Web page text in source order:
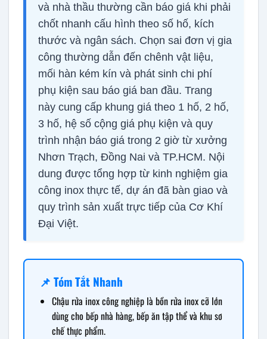
và nhà thầu thường cần báo giá khi phải
chốt nhanh cấu hình theo số hố, kích
thước và ngân sách. Chọn sai đơn vị gia
công thường dẫn đến chênh vật liệu,
mối hàn kém kín và phát sinh chi phí
phụ kiện sau báo giá ban đầu. Trang
này cung cấp khung giá theo 1 hố, 2 hố,
3 hố, hệ số cộng giá phụ kiện và quy
trình nhận báo giá trong 2 giờ từ xưởng
Nhơn Trạch, Đồng Nai và TP.HCM. Nội
dung được tổng hợp từ kinh nghiệm gia
công inox thực tế, dự án đã bàn giao và
quy trình sản xuất trực tiếp của Cơ Khí
Đại Việt.
📌 Tóm Tắt Nhanh
Chậu rửa inox công nghiệp là bồn rửa inox cỡ lớn
dùng cho bếp nhà hàng, bếp ăn tập thể và khu sơ
chế thực phẩm.